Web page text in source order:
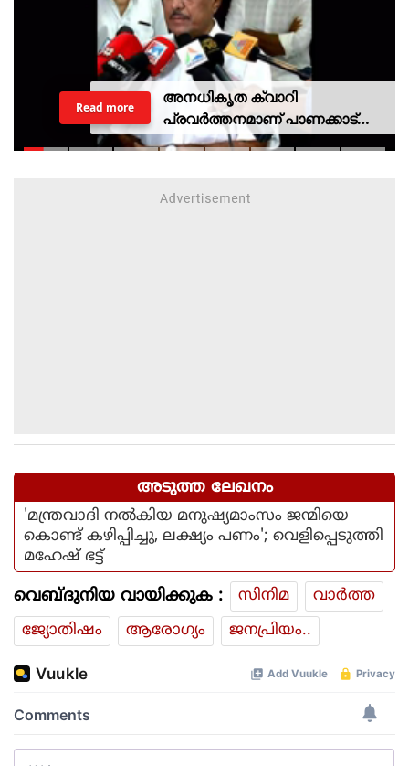
അനധികൃത ക്വാറി
പ്രവര്‍ത്തനമാണ് പാണക്കാട്
ഉരുള്‍പൊട്ടലിന്
Read more
അടുത്ത ലേഖനം
'മന്ത്രവാദി നൽകിയ മനുഷ്യമാംസം ജന്മിയെ
കൊണ്ട് കഴിപ്പിച്ചു, ലക്ഷ്യം പണം'; വെളിപ്പെടുത്തി
മഹേഷ് ഭട്ട്
വെബ്ദുനിയ വായിക്കുക : സിനിമ
വാര്‍ത്ത
ജ്യോതിഷം
ആരോഗ്യം ജനപ്രിയം..